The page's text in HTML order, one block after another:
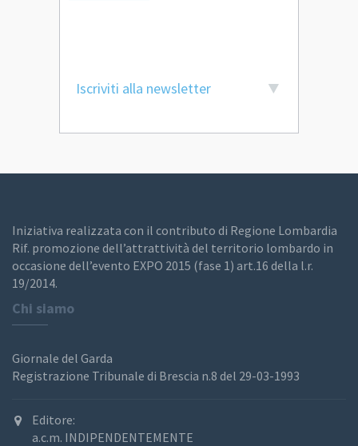
Iscriviti alla newsletter
Iniziativa realizzata con il contributo di Regione Lombardia
Rif. promozione dell’attrattività del territorio lombardo in
occasione dell’evento EXPO 2015 (fase 1) art.16 della l.r.
19/2014.
Chi siamo
Giornale del Garda
Registrazione Tribunale di Brescia n.8 del 29-03-1993
Editore:
a.c.m. INDIPENDENTEMENTE